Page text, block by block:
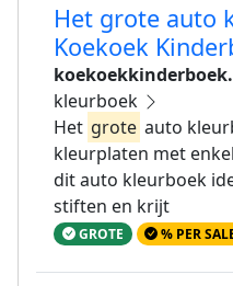
Het grote auto
Koekoek
kleurboek
Het grote auto
kleurplaten met
dit auto kleurboek
stiften en krijt
GROTE % PER